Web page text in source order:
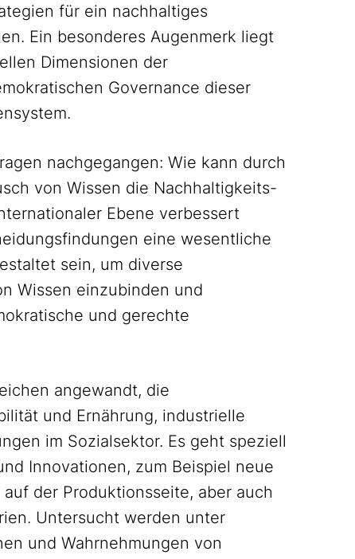
für ein nachhaltiges
Ein besonderes Augenmerk liegt
Dimensionen der
Governance dieser
nachgegangen: Wie kann durch
von Wissen die Nachhaltigkeits-
Ebene verbessert
eine wesentliche
sein, um diverse
Wissen einzubinden und
und gerechte
angewandt, die
und Ernährung, industrielle
im Sozialsektor. Es geht speziell
Innovationen, zum Beispiel neue
der Produktionsseite, aber auch
Untersucht werden unter
und Wahrnehmungen von